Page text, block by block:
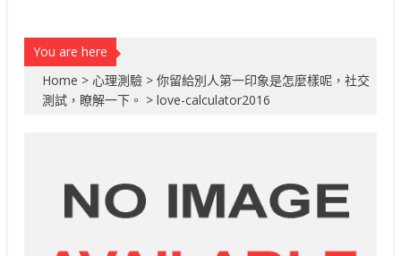
You are here
Home >心理測驗 >你留給別人第一印象是怎麼樣呢，社交
測試，瞭解一下。 >love-calculator2016